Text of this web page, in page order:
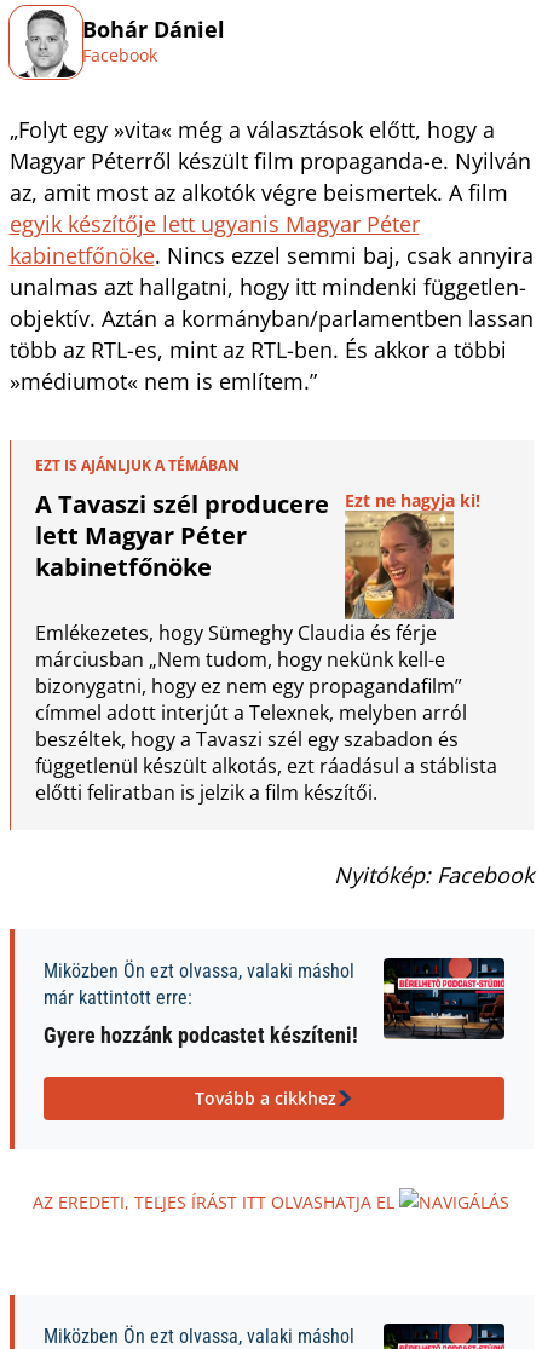
Bohár Dániel
Facebook
„Folyt egy »vita« még a választások előtt, hogy a
Magyar Péterről készült film propaganda-e. Nyilván
az, amit most az alkotók végre beismertek. A film
egyik készítője lett ugyanis Magyar Péter
kabinetfőnöke. Nincs ezzel semmi baj, csak annyira
unalmas azt hallgatni, hogy itt mindenki független-
objektív. Aztán a kormányban/parlamentben lassan
több az RTL-es, mint az RTL-ben. És akkor a többi
»médiumot« nem is említem.”
EZT IS AJÁNLJUK A TÉMÁBAN
A Tavaszi szél producere
lett Magyar Péter
kabinetfőnöke
Ezt ne hagyja ki!
Emlékezetes, hogy Sümeghy Claudia és férje
márciusban „Nem tudom, hogy nekünk kell-e
bizonygatni, hogy ez nem egy propagandafilm”
címmel adott interjút a Telexnek, melyben arról
beszéltek, hogy a Tavaszi szél egy szabadon és
függetlenül készült alkotás, ezt ráadásul a stáblista
előtti feliratban is jelzik a film készítői.
Nyitókép: Facebook
Miközben Ön ezt olvassa, valaki máshol
már kattintott erre:
Gyere hozzánk podcastet készíteni!
Tovább a cikkhez
AZ EREDETI, TELJES ÍRÁST ITT OLVASHATJA EL
Miközben Ön ezt olvassa, valaki máshol